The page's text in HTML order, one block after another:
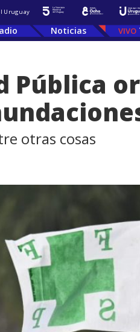
Uruguay
Noticias
Pública
otras cosas